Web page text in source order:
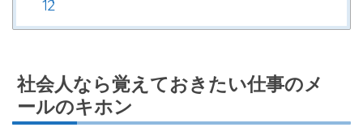
社会人なら覚えておきたい仕事のメ
ールのキホン